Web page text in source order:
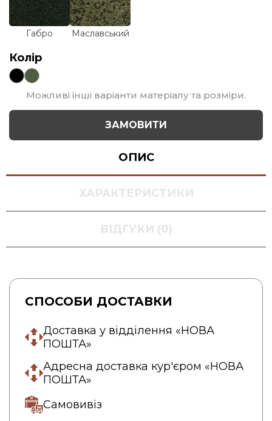
Габро Маславський
Колір
Можливі інші варіанти матеріалу та розміри.
ЗАМОВИТИ
ОПИС
ХАРАКТЕРИСТИКИ
ВІДГУКИ (0)
СПОСОБИ ДОСТАВКИ
Доставка у відділення «НОВА
ПОШТА»
Адресна доставка кур'єром «НОВА
ПОШТА»
Самовивіз